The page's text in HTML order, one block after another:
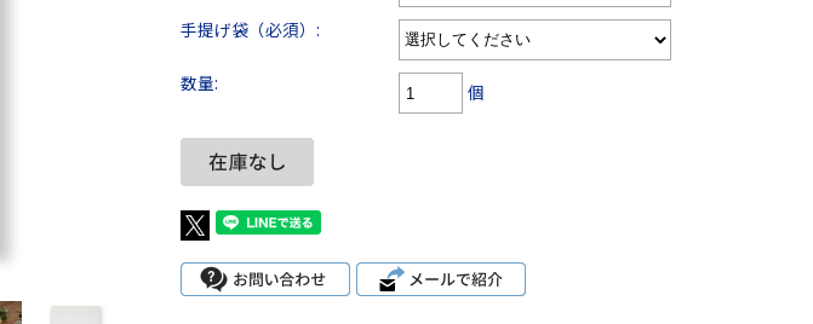
手提げ袋（必須）:
数量: 個